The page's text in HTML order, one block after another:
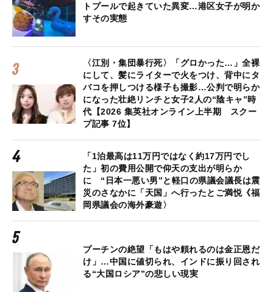
トプールで起きていた異変…港区女子が明か
すその実態
〈江別・集団暴行死〉「グロかった…」全裸
にして、髪にライターで火をつけ、背中にタ
バコを押しつける様子も撮影…公判で明らか
になった壮絶リンチと女子2人の“陰キャ”時
代【2026 集英社オンライン上半期 スクー
プ記事 7位】
「1泊最高は11万円ではなく約17万円でし
た」初の費用公開で仰天の支出が明らか
に “日本一悪い男”と軽口の県議会議長は震
災のさなかに「天国」へ行ったとご満悦《福
岡県議会の海外豪遊〉
プーチンの絶望「もはや頼れるのは金正恩だ
け」…中国に値切られ、インドに振り回され
る“大国ロシア”の悲しい現実